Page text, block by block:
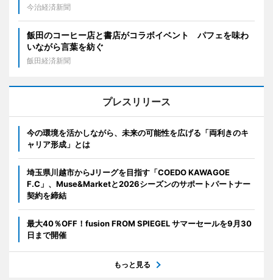
今治経済新聞
飯田のコーヒー店と書店がコラボイベント パフェを味わ
いながら言葉を紡ぐ
飯田経済新聞
プレスリリース
今の環境を活かしながら、未来の可能性を広げる「両利きのキ
ャリア形成」とは
埼玉県川越市からJリーグを目指す「COEDO KAWAGOE
F.C」、Muse&Marketと2026シーズンのサポートパートナー
契約を締結
最大40％OFF！fusion FROM SPIEGEL サマーセールを9月30
日まで開催
もっと見る